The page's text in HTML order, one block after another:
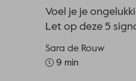
Voel je je
Let op deze 5
Sara de Rouw
9 min